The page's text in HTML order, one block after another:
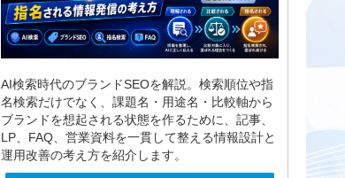
AI検索時代のブランドSEOを解説。検索順位や指
名検索だけでなく、課題名・用途名・比較軸から
ブランドを想起される状態を作るために、記事、
LP、FAQ、営業資料を一貫して整える情報設計と
運用改善の考え方を紹介します。